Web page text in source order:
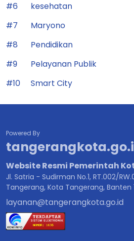
#6
kesehatan
#7
Maryono
#8
Pendidikan
#9
Pelayanan Publik
#10
Smart City
Powered By
Website Resmi Pemerintah
Jl. Satria - Sudirman No.1, RT.002/
Tangerang, Kota Tangerang, Banten
layanan@tangerangkota.go.id